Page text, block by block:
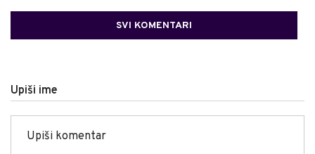
SVI KOMENTARI
Upiši ime